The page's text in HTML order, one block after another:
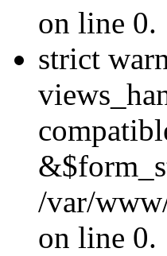
on line 0.
strict
/var/
on line 0.